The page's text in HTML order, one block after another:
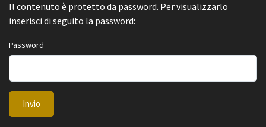
Il contenuto è protetto da password. Per visualizzarlo
inserisci di seguito la password:
Password
Invio